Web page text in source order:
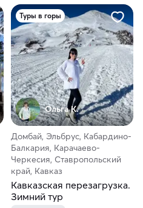
Туры в горы
Ольга К.
Домбай, Эльбрус, Кабардино-
Балкария, Карачаево-
Черкесия, Ставропольский
край, Кавказ
Кавказская перезагрузка.
Зимний тур